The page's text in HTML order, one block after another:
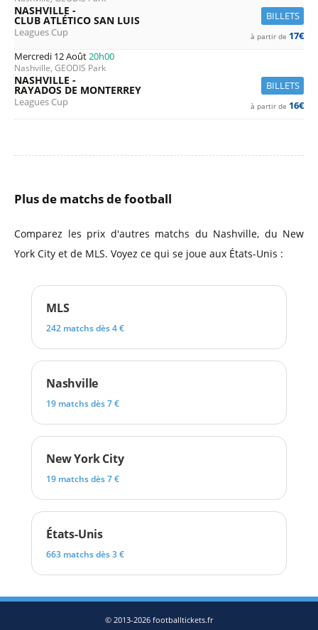
BILLETS
NASHVILLE -
CLUB ATLÉTICO SAN LUIS
Leagues Cup à partir de 17€
Mercredi 12 Août20h00
Nashville, GEODIS Park
BILLETS
NASHVILLE -
RAYADOS DE MONTERREY
Leagues Cup à partir de 16€
Plus de matchs de football
Comparez les prix d'autres matchs du Nashville, du New
York City et de MLS. Voyez ce qui se joue aux États-Unis :
MLS
242 matchs dès 4 €
Nashville
19 matchs dès 7 €
New York City
19 matchs dès 7 €
États-Unis
663 matchs dès 3 €
© 2013-2026 footballtickets.fr